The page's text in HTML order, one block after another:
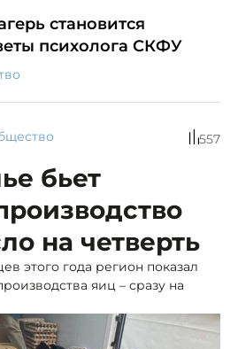
становится
психолога СКФУ
557
бьет
на четверть
этого года регион показал
яиц – сразу на